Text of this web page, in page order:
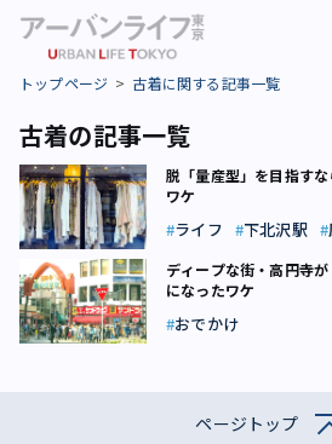
トップページ 古着に関する記事一覧
古着の記事一覧
脱「量産型」を目指す
ワケ
ライフ 下北沢駅
ディープな街・高円寺
になったワケ
おでかけ
ページトップ